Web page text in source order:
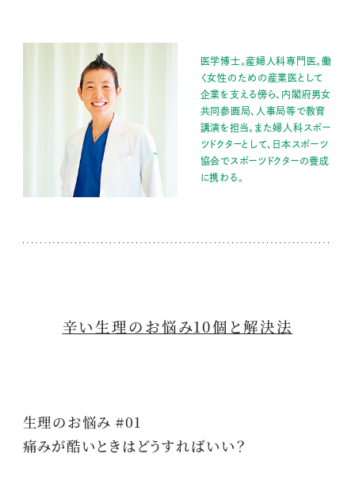
医学博士。産婦人科専門医。働
く女性のための産業医として
企業を支える傍ら、内閣府男女
共同参画局、人事局等で教育
講演を担当。また婦人科スポー
ツドクターとして、日本スポーツ
協会でスポーツドクターの養成
に携わる。
辛い生理のお悩み10個と解決法
生理のお悩み #01
痛みが酷いときはどうすればいい？